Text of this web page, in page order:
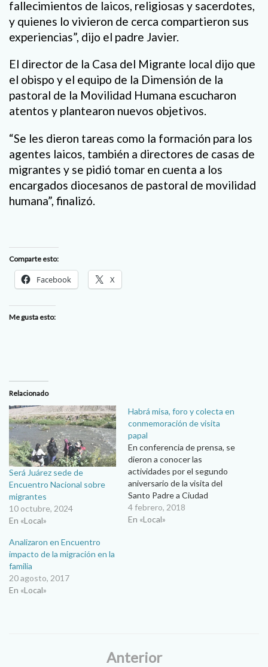
fallecimientos de laicos, religiosas y sacerdotes,
y quienes lo vivieron de cerca compartieron sus
experiencias”, dijo el padre Javier.
El director de la Casa del Migrante local dijo que
el obispo y el equipo de la Dimensión de la
pastoral de la Movilidad Humana escucharon
atentos y plantearon nuevos objetivos.
“Se les dieron tareas como la formación para los
agentes laicos, también a directores de casas de
migrantes y se pidió tomar en cuenta a los
encargados diocesanos de pastoral de movilidad
humana”, finalizó.
Comparte esto:
Facebook X
Me gusta esto:
Relacionado
Será Juárez sede de
Encuentro Nacional sobre
migrantes
10 octubre, 2024
En «Local»
Habrá misa, foro y colecta en
conmemoración de visita
papal
En conferencia de prensa, se
dieron a conocer las
actividades por el segundo
aniversario de la visita del
Santo Padre a Ciudad
Juárez, las cuales estarán
enfocadas en los migrantes
4 febrero, 2018
En «Local»
Analizaron en Encuentro
impacto de la migración en la
familia
20 agosto, 2017
En «Local»
Anterior